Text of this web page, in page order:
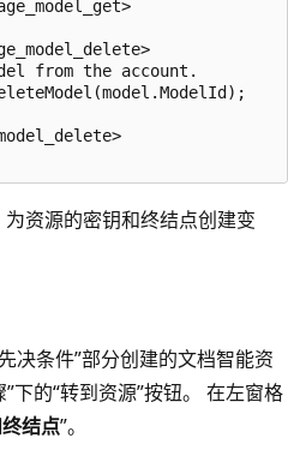
为资源的密钥和终结点创建变
决条件”部分创建的文档智能资
的“转到资源”按钮。
在左窗格
结点”。